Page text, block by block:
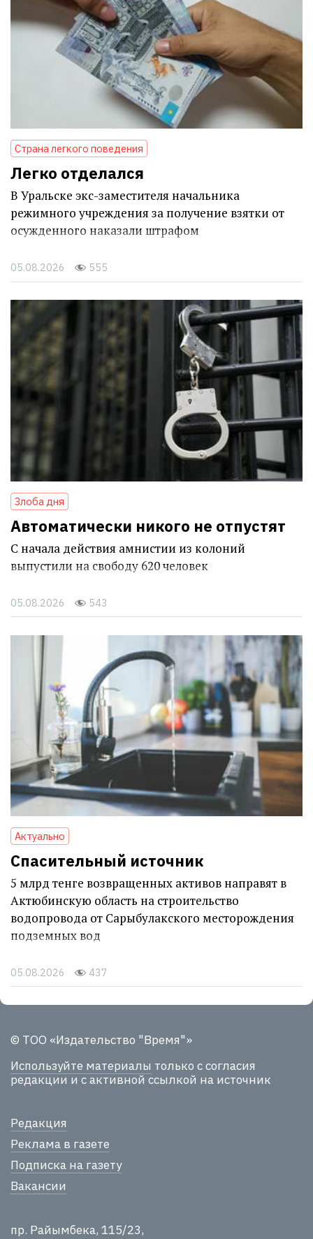
Страна легкого поведения
Легко отделался
В Уральске экс-заместителя начальника
режимного учреждения за получение взятки от
осужденного наказали штрафом
05.08.2026 555
Злоба дня
Автоматически никого не отпустят
С начала действия амнистии из колоний
выпустили на свободу 620 человек
05.08.2026 543
Актуально
Спасительный источник
5 млрд тенге возвращенных активов направят в
Актюбинскую область на строительство
водопровода от Сарыбулакского месторождения
подземных вод
05.08.2026 437
© ТОО «Издательство "Время"»
Используйте материалы только с согласия
редакции и с активной ссылкой на источник
Редакция
Реклама в газете
Подписка на газету
Вакансии
пр. Райымбека, 115/23,